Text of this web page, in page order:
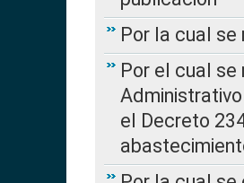
Por la cual se
Por el cual
el Decreto